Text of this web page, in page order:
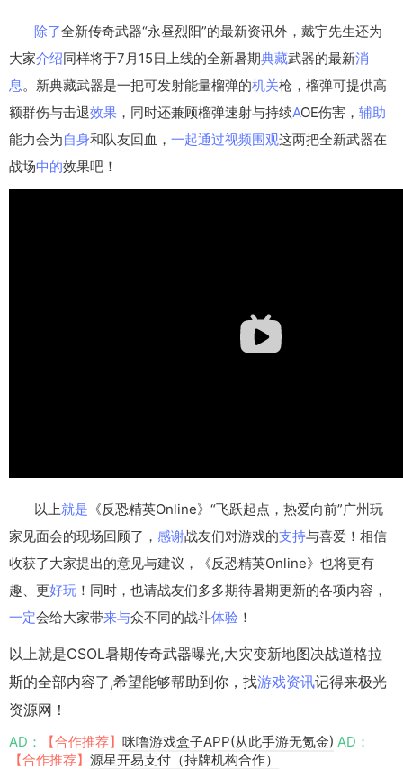
除了全新传奇武器“永昼烈阳”的最新资讯外，戴宇先生还为
大家介绍同样将于7月15日上线的全新暑期典藏武器的最新消
息。新典藏武器是一把可发射能量榴弹的机关枪，榴弹可提供高
额群伤与击退效果 ，同时还兼顾榴弹速射与持续AOE伤害， 辅助
能力会为自身和队友回血， 一起通过视频围观这两把全新武器在
战场中的效果吧！
以上就是 《反恐精英Online》“飞跃起点，热爱向前”广州玩
家见面会的现场回顾了， 感谢战友们对游戏的支持与喜爱！相信
收获了大家提出的意见与建议，《反恐精英Online》也将更有
趣、更好玩 ！同时，也请战友们多多期待暑期更新的各项内容，
一定会给大家带来与众不同的战斗体验 ！
以上就是CSOL暑期传奇武器曝光,大灾变新地图决战道格拉
斯的全部内容了,希望能够帮助到你，找游戏资讯记得来极光
资源网！
AD： 【合作推荐】 咪噜游戏盒子APP(从此手游无氪金) AD：
【合作推荐】 源星开易支付（持牌机构合作）